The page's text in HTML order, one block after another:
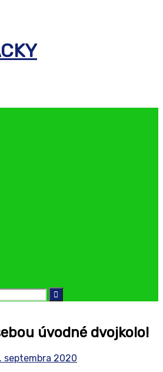
úvodné dvojkolo!
septembra 2020